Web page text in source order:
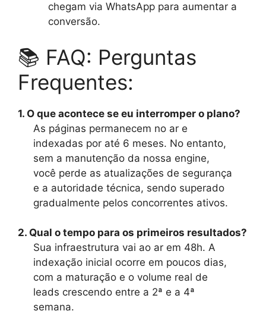
chegam via WhatsApp para aumentar a
conversão.
📚 FAQ: Perguntas
Frequentes:
1. O que acontece se eu interromper o plano?
As páginas permanecem no ar e
indexadas por até 6 meses. No entanto,
sem a manutenção da nossa engine,
você perde as atualizações de segurança
e a autoridade técnica, sendo superado
gradualmente pelos concorrentes ativos.
2. Qual o tempo para os primeiros resultados?
Sua infraestrutura vai ao ar em 48h. A
indexação inicial ocorre em poucos dias,
com a maturação e o volume real de
leads crescendo entre a 2ª e a 4ª
semana.